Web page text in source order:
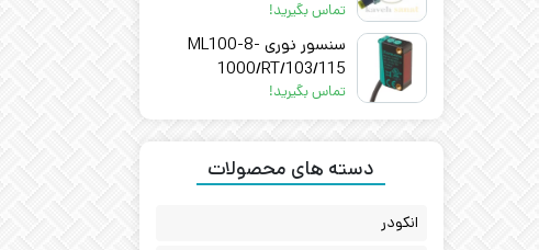
تماس بگیرید!
سنسور نوری ML100-8-
1000/RT/103/115
تماس بگیرید!
دسته های محصولات
انکودر